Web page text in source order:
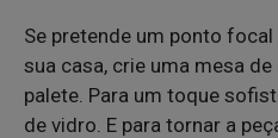
Se pretende um ponto
sua casa, crie uma mesa
palete. Para um toque
de vidro. E para tornar a